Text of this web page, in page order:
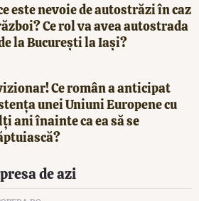
este nevoie de autostrăzi în caz
Ce rol va avea autostrada
la București la Iași?
Ce român a anticipat
unei Uniuni Europene cu
ani înainte ca ea să se
de azi